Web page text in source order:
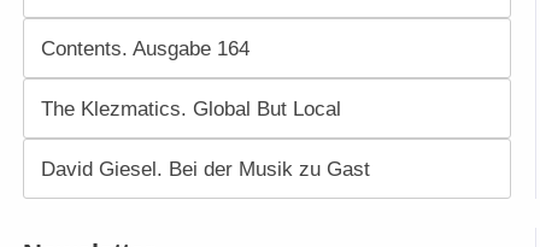
Contents. Ausgabe 164
The Klezmatics. Global But Local
David Giesel. Bei der Musik zu Gast